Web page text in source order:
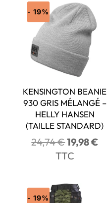
- 19%
KENSINGTON BEANIE
930 GRIS MÉLANGÉ –
HELLY HANSEN
(TAILLE STANDARD)
24,74€Le
prix
24,74 €.
19,98€Le
TTC
- 19%